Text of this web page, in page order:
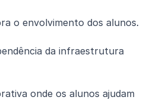
o envolvimento dos alunos.
onde os alunos ajudam